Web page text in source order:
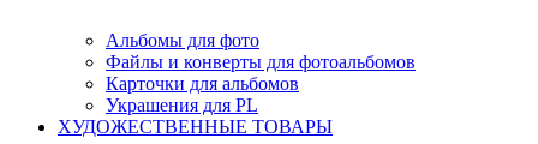
Альбомы для фото
Файлы и конверты для фотоальбомов
Карточки для альбомов
Украшения для PL
ХУДОЖЕСТВЕННЫЕ ТОВАРЫ